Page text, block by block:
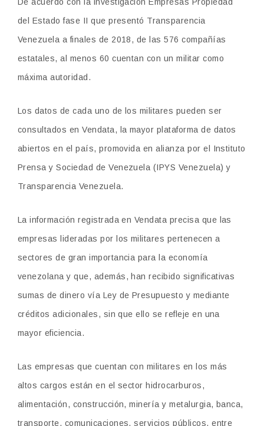
del Estado fase II que presentó Transparencia
Venezuela a finales de 2018, de las 576 compañías
estatales, al menos 60 cuentan con un militar como
máxima autoridad.
Los datos de cada uno de los militares pueden ser
consultados en Vendata, la mayor plataforma de datos
abiertos en el país, promovida en alianza por el Instituto
Prensa y Sociedad de Venezuela (IPYS Venezuela) y
Transparencia Venezuela.
La información registrada en Vendata precisa que las
empresas lideradas por los militares pertenecen a
sectores de gran importancia para la economía
venezolana y que, además, han recibido significativas
sumas de dinero vía Ley de Presupuesto y mediante
créditos adicionales, sin que ello se refleje en una
mayor eficiencia.
Las empresas que cuentan con militares en los más
altos cargos están en el sector hidrocarburos,
alimentación, construcción, minería y metalurgia, banca,
transporte, comunicaciones, servicios públicos, entre